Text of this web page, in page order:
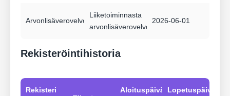
Arvonlisäverovelvollisuus
Liiketoiminnasta
arvonlisäverovelvollinen
2026-06-01
Rekisteröintihistoria
Rekisteri
Aloituspäivämäärä